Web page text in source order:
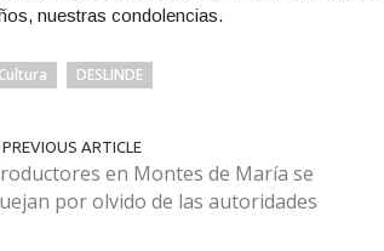
nuestras condolencias.
Cultura DESLINDE
PREVIOUS ARTICLE
en Montes de María se
por olvido de las autoridades